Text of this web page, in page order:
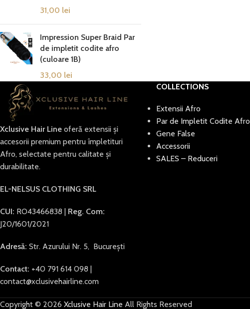
31,00 lei
Impression Super Braid Par
de impletit codite afro
(culoare 1B)
33,00 lei
Xclusive Hair Line oferă extensii și
accesorii premium pentru împletituri
Afro, selectate pentru calitate și
durabilitate.
EL-NELSUS CLOTHING SRL
CUI: RO43466838 | Reg. Com:
J20/1601/2021
Adresă: Str. Azurului Nr. 5, București
Contact: +40 791 614 098 |
contact@xclusivehairline.com
COLLECTIONS
Extensii Afro
Par de Impletit Codite Afro
Gene False
Accessorii
SALES – Reduceri
Copyright © 2026 Xclusive Hair Line All Rights Reserved